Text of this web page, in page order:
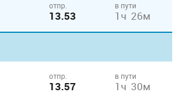
отпр.
13.53
в пути
1ч 26м
отпр.
13.57
в пути
1ч 30м